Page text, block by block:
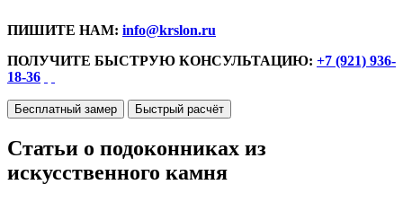
ПИШИТЕ НАМ: info@krslon.ru
ПОЛУЧИТЕ БЫСТРУЮ КОНСУЛЬТАЦИЮ: +7 (921) 936-
18-36
Бесплатный замер Быстрый расчёт
Статьи о подоконниках из
искусственного камня